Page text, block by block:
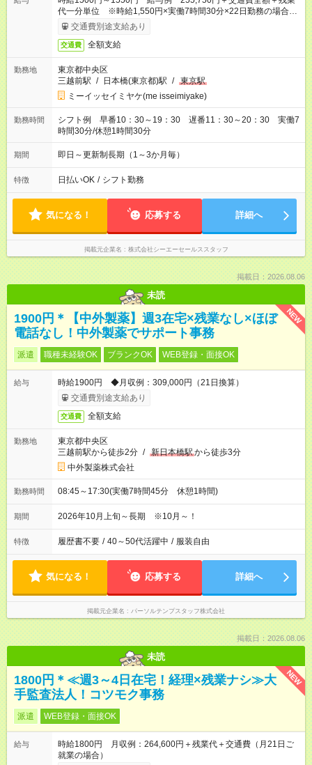
代一分単位 ※時給1,550円×実働7時間30分×22日勤務の場合。
お時給は一例です。ご経験により異なります。
交通費別途支給あり
交通費 全額支給
勤務地
東京都中央区
三越前駅 / 日本橋(東京都)駅 / 東京駅
ミーイッセイミヤケ(me isseimiyake)
勤務時間
シフト例 早番10：30～19：30 遅番11：30～20：30 実働7
時間30分/休憩1時間30分
期間 即日～更新制長期（1～3か月毎）
特徴 日払いOK / シフト勤務
気になる！ 応募する 詳細へ
掲載元企業名 株式会社シーエーセールススタッフ
掲載日：2026.08.06
未読
NEW
1900円＊【中外製薬】週3在宅×残業なし×ほぼ
電話なし！中外製薬でサポート事務
派遣 職種未経験OK ブランクOK WEB登録・面接OK
給与
時給1900円 ◆月収例：309,000円（21日換算）
交通費別途支給あり
交通費 全額支給
勤務地
東京都中央区
三越前駅から徒歩2分 / 新日本橋駅から徒歩3分
中外製薬株式会社
勤務時間 08:45～17:30(実働7時間45分 休憩1時間)
期間 2026年10月上旬～長期 ※10月～！
特徴 履歴書不要 / 40～50代活躍中 / 服装自由
気になる！ 応募する 詳細へ
掲載元企業名 パーソルテンプスタッフ株式会社
掲載日：2026.08.06
未読
NEW
1800円＊≪週3～4日在宅！経理×残業ナシ≫大
手監査法人！コツモク事務
派遣 WEB登録・面接OK
給与
時給1800円 月収例：264,600円＋残業代＋交通費（月21日ご
就業の場合）